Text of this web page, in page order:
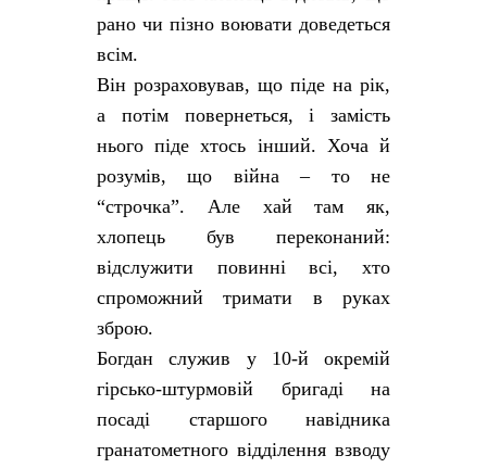
рано чи пізно воювати доведеться
всім.
Він розраховував, що піде на рік,
а потім повернеться, і замість
нього піде хтось інший. Хоча й
розумів, що війна – то не
“строчка”. Але хай там як,
хлопець був переконаний:
відслужити повинні всі, хто
спроможний тримати в руках
зброю.
Богдан служив у 10-й окремій
гірсько-штурмовій бригаді на
посаді старшого навідника
гранатометного відділення взводу